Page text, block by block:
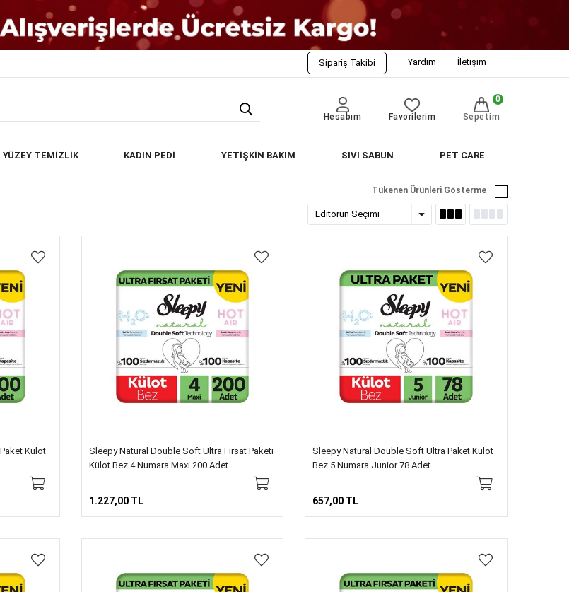
Sipariş Takibi Yardım İletişim
Hesabım Favorilerim Sepetim
0
YÜZEY TEMİZLİK KADIN PEDİ YETİŞKİN BAKIM SIVI SABUN PET CARE
Tükenen Ürünleri Gösterme
Külot
Sleepy Natural Double Soft Ultra Fırsat Paketi
Külot Bez 4 Numara Maxi 200 Adet
1.227,00 TL
Sleepy Natural Double Soft Ultra Paket Külot
Bez 5 Numara Junior 78 Adet
657,00 TL